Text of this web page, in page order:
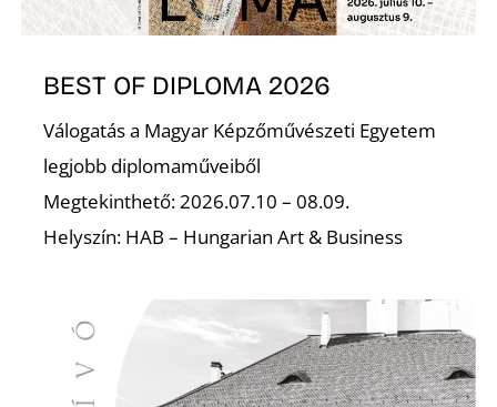
BEST OF DIPLOMA 2026
Válogatás a Magyar Képzőművészeti Egyetem
legjobb diplomaműveiből
Megtekinthető: 2026.07.10 – 08.09.
Helyszín: HAB – Hungarian Art & Business